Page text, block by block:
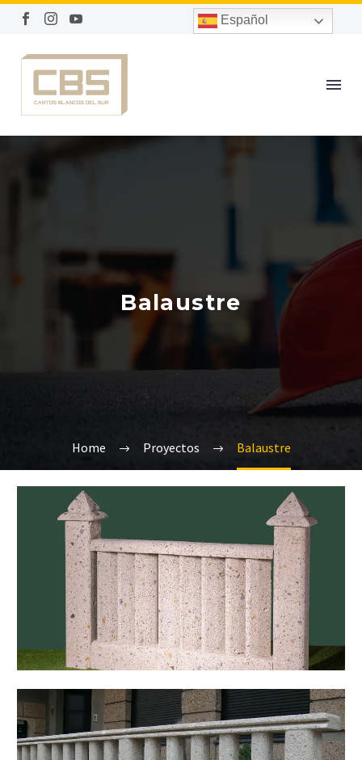
Balaustre
Home Proyectos Balaustre
Español